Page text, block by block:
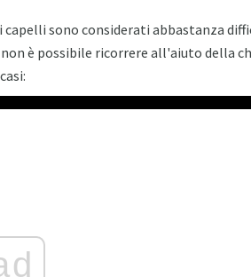
sono considerati abbastanza
è possibile ricorrere all'aiuto della